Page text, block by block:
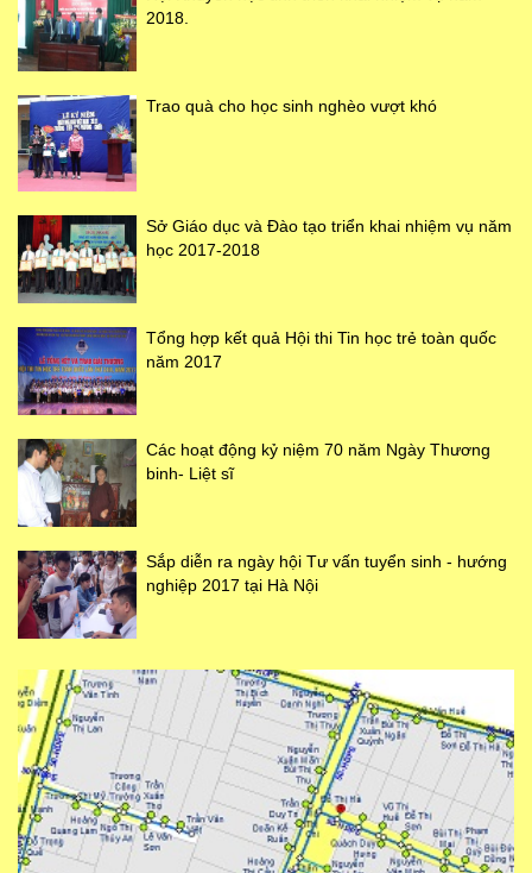
2018.
Trao quà cho học sinh nghèo vượt khó
Sở Giáo dục và Đào tạo triển khai nhiệm vụ năm
học 2017-2018
Tổng hợp kết quả Hội thi Tin học trẻ toàn quốc
năm 2017
Các hoạt động kỷ niệm 70 năm Ngày Thương
binh- Liệt sĩ
Sắp diễn ra ngày hội Tư vấn tuyển sinh - hướng
nghiệp 2017 tại Hà Nội